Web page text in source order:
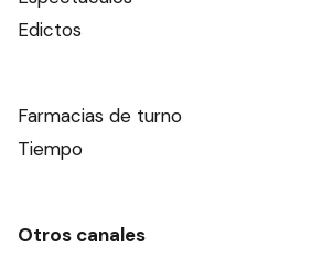
Edictos
Farmacias de turno
Tiempo
Otros canales